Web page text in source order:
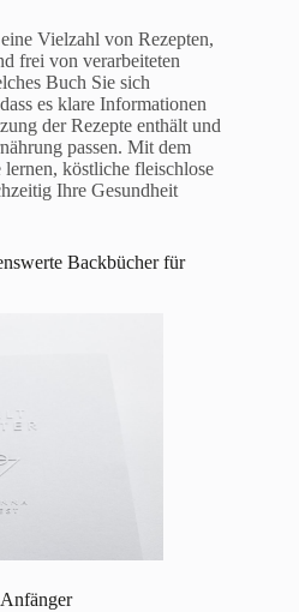
Vielzahl von Rezepten,
frei von verarbeiteten
Buch Sie sich
es klare Informationen
der Rezepte enthält und
passen. Mit dem
köstliche fleischlose
Ihre Gesundheit
Backbücher für